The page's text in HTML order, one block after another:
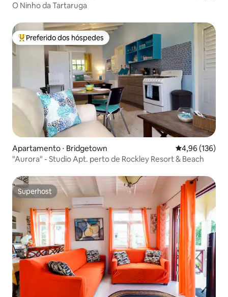
O Ninho da Tartaruga
Entre os melhores preferidos dos hóspedes
Preferido dos hóspedes
Apartamento ⋅ Bridgetown 4,96 de uma
4,96 (136)
"Aurora" - Studio Apt. perto de Rockley Resort & Beach
Superhost
Superhost